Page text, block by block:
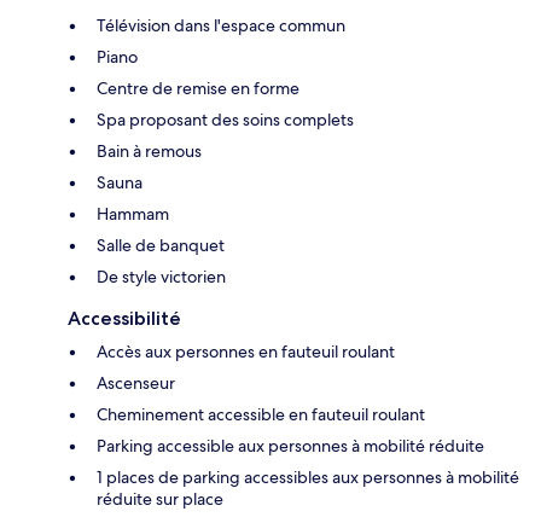
Télévision dans l'espace commun
Piano
Centre de remise en forme
Spa proposant des soins complets
Bain à remous
Sauna
Hammam
Salle de banquet
De style victorien
Accessibilité
Accès aux personnes en fauteuil roulant
Ascenseur
Cheminement accessible en fauteuil roulant
Parking accessible aux personnes à mobilité réduite
1 places de parking accessibles aux personnes à mobilité
réduite sur place